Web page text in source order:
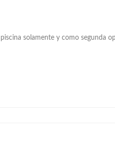
solamente y como segunda